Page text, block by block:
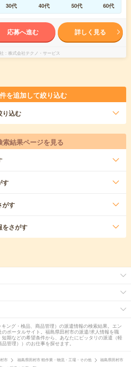
30代 40代 50代 60代
応募へ進む 詳しく見る
株式会社テクノ・サービス
を追加して絞り込む
り込む
索結果ページを見る
す
がす
をさがす
ング・検品、商品管理）の派遣情報の検索結果。エン
ポータルサイト。福島県田村市の派遣/求人情報を職
期などの希望条件から、あなたにピッタリの派遣（軽
管理））のお仕事を探せます。
市 福島県田村市 軽作業・物流・工場・その他
福島県田村市